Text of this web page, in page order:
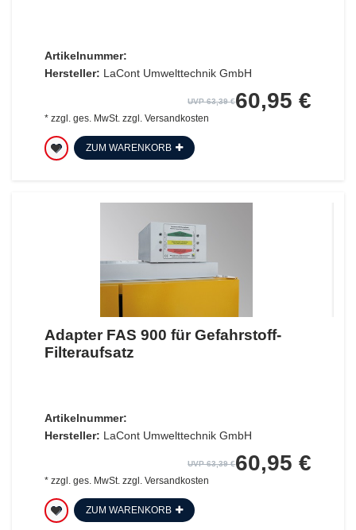
Artikelnummer:
Hersteller: LaCont Umwelttechnik GmbH
UVP 63,39 €60,95 €
* zzgl. ges. MwSt.zzgl. Versandkosten
ZUM WARENKORB
Adapter FAS 900 für Gefahrstoff-
Filteraufsatz
Artikelnummer:
Hersteller: LaCont Umwelttechnik GmbH
UVP 63,39 €60,95 €
* zzgl. ges. MwSt.zzgl. Versandkosten
ZUM WARENKORB